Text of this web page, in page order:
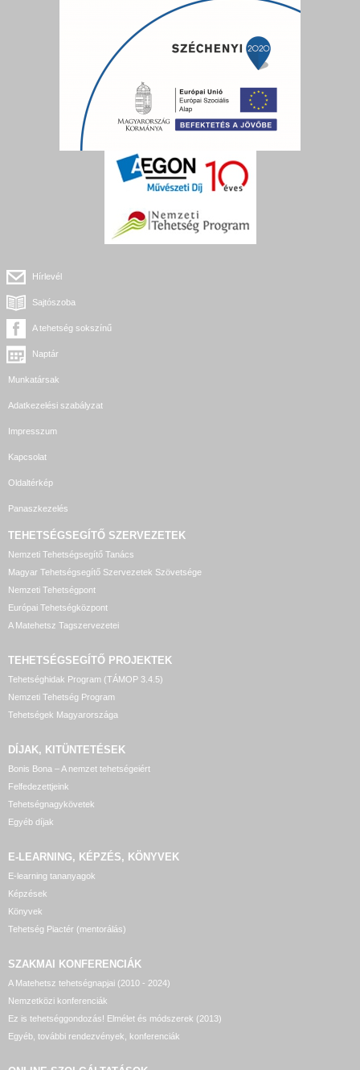
Hírlevél
Sajtószoba
A tehetség sokszínű
Naptár
Munkatársak
Adatkezelési szabályzat
Impresszum
Kapcsolat
Oldaltérkép
Panaszkezelés
TEHETSÉGSEGÍTŐ SZERVEZETEK
Nemzeti Tehetségsegítő Tanács
Magyar Tehetségsegítő Szervezetek Szövetsége
Nemzeti Tehetségpont
Európai Tehetségközpont
A Matehetsz Tagszervezetei
TEHETSÉGSEGÍTŐ PROJEKTEK
Tehetséghidak Program (TÁMOP 3.4.5)
Nemzeti Tehetség Program
Tehetségek Magyarországa
DÍJAK, KITÜNTETÉSEK
Bonis Bona – A nemzet tehetségeiért
Felfedezettjeink
Tehetségnagykövetek
Egyéb díjak
E-LEARNING, KÉPZÉS, KÖNYVEK
E-learning tananyagok
Képzések
Könyvek
Tehetség Piactér (mentorálás)
SZAKMAI KONFERENCIÁK
A Matehetsz tehetségnapjai (2010 - 2024)
Nemzetközi konferenciák
Ez is tehetséggondozás! Elmélet és módszerek (2013)
Egyéb, további rendezvények, konferenciák